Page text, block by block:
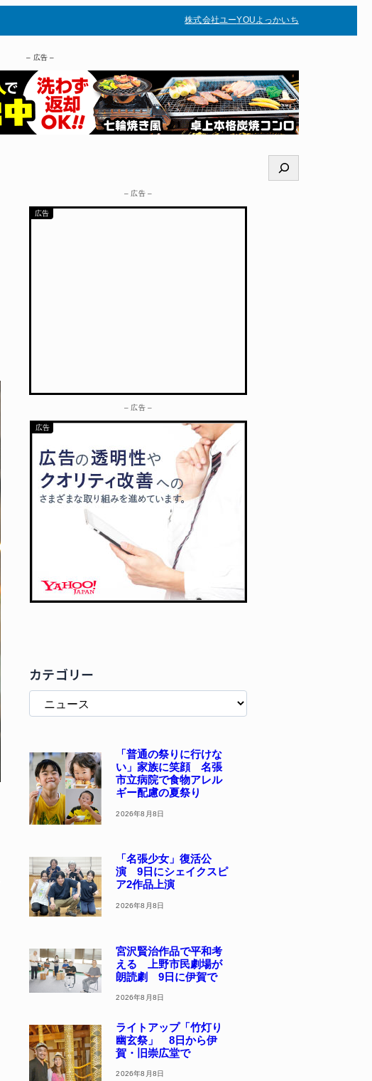
株式会社ユーYOUよっかいち
– 広告 –
検
索
– 広告 –
– 広告 –
カテゴリー
「普通の祭りに行けな
い」家族に笑顔 名張
市立病院で食物アレル
ギー配慮の夏祭り
2026年8月8日
「名張少女」復活公
演 9日にシェイクスピ
ア2作品上演
2026年8月8日
宮沢賢治作品で平和考
える 上野市民劇場が
朗読劇 9日に伊賀で
2026年8月8日
ライトアップ「竹灯り
幽玄祭」 8日から伊
賀・旧崇広堂で
2026年8月8日